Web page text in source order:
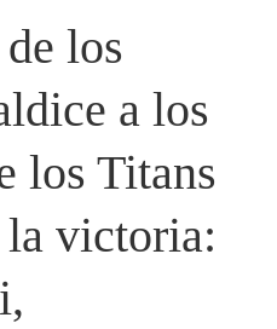
los
a los
los Titans
la victoria: